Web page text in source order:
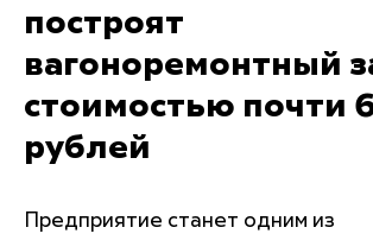
построят
вагоноремонтный
стоимостью почти
рублей
Предприятие станет одним из